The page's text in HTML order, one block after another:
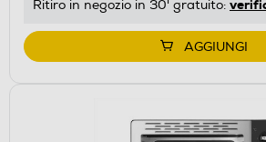
Ritiro in negozio in 30' gratuito:
AGGIUNGI